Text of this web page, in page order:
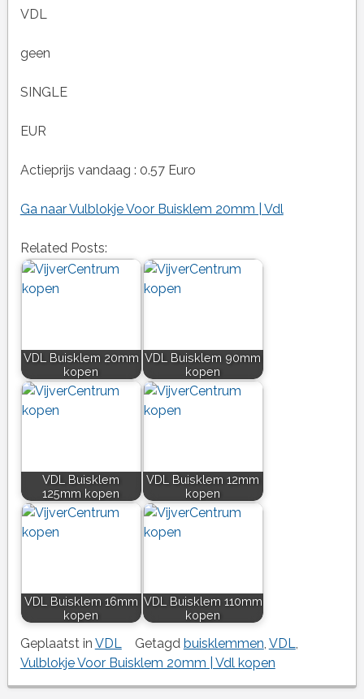
VDL
geen
SINGLE
EUR
Actieprijs vandaag : 0.57 Euro
Ga naar Vulblokje Voor Buisklem 20mm | Vdl
Related Posts:
VDL Buisklem 20mm
kopen
VDL Buisklem 90mm
kopen
VDL Buisklem
125mm kopen
VDL Buisklem 12mm
kopen
VDL Buisklem 16mm
kopen
VDL Buisklem 110mm
kopen
Geplaatst in VDL Getagd buisklemmen VDL
Vulblokje Voor Buisklem 20mm | Vdl kopen